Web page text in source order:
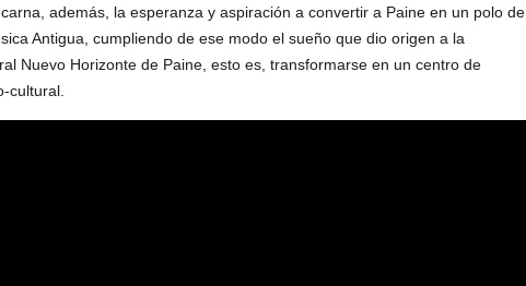
además, la esperanza y aspiración a convertir a Paine en un polo de
Antigua, cumpliendo de ese modo el sueño que dio origen a la
Nuevo Horizonte de Paine, esto es, transformarse en un centro de
cultural.